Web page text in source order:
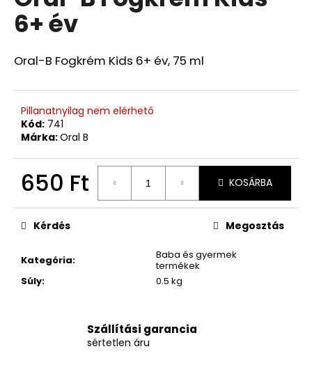
5-
ből
csillag.
6+ év
Oral-B Fogkrém Kids 6+ év, 75 ml
Pillanatnyilag nem elérhető
Kód: 741
Márka:Oral B
650 Ft KOSÁRBA
Kategória:
Baba és gyermek
termékek
Súly: 0.5 kg
Kérdés Megosztás
Szállítási garancia
sértetlen áru